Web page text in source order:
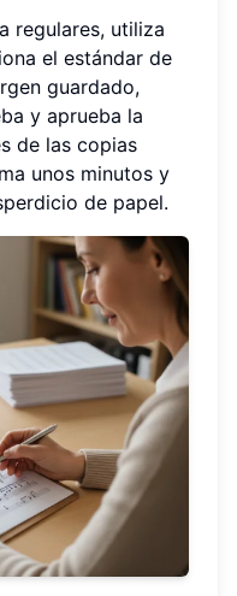
regulares, utiliza
el estándar de
guardado,
y aprueba la
de las copias
unos minutos y
de papel.